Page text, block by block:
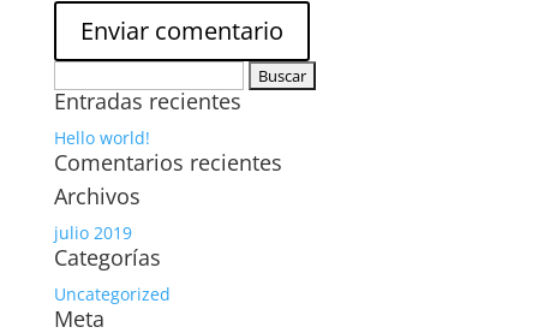
Entradas recientes
Hello world!
Comentarios recientes
Archivos
julio 2019
Categorías
Uncategorized
Meta